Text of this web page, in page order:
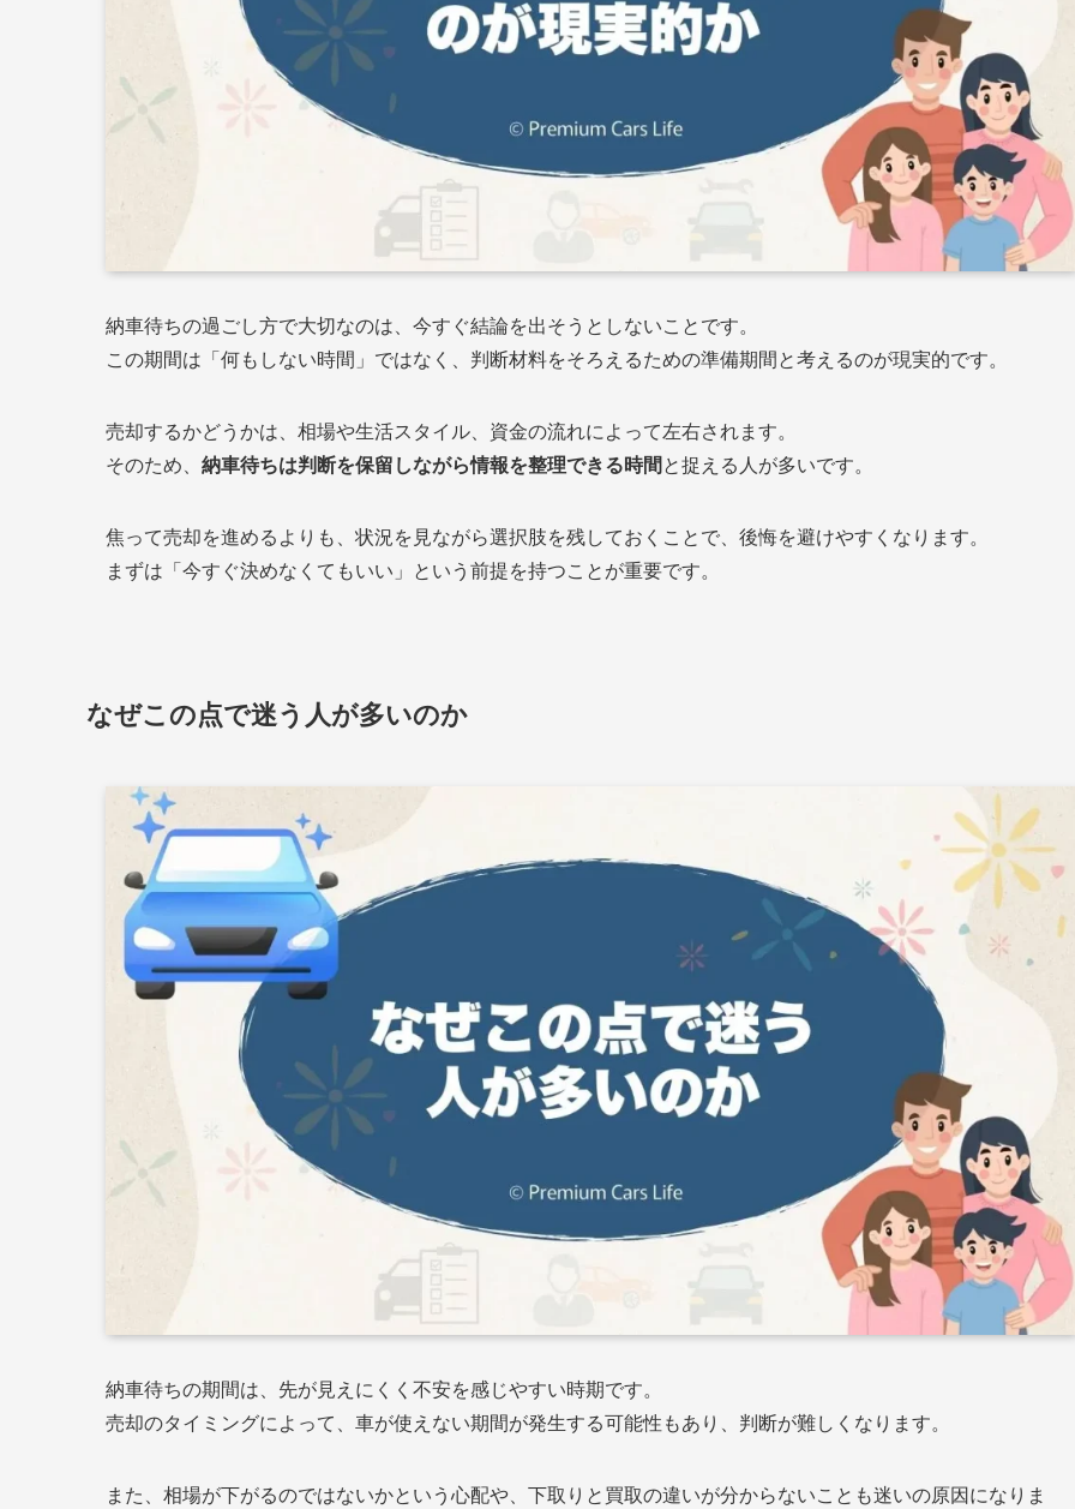
納車待ちの過ごし方で大切なのは、今すぐ結論を出そうとしないことです。
この期間は「何もしない時間」ではなく、判断材料をそろえるための準備期間と考えるのが現実的です。
売却するかどうかは、相場や生活スタイル、資金の流れによって左右されます。
そのため、 納車待ちは判断を保留しながら情報を整理できる時間 と捉える人が多いです。
焦って売却を進めるよりも、状況を見ながら選択肢を残しておくことで、後悔を避けやすくなります。
まずは「今すぐ決めなくてもいい」という前提を持つことが重要です。
なぜこの点で迷う人が多いのか
納車待ちの期間は、先が見えにくく不安を感じやすい時期です。
売却のタイミングによって、車が使えない期間が発生する可能性もあり、判断が難しくなります。
また、相場が下がるのではないかという心配や、下取りと買取の違いが分からないことも迷いの原因になりま